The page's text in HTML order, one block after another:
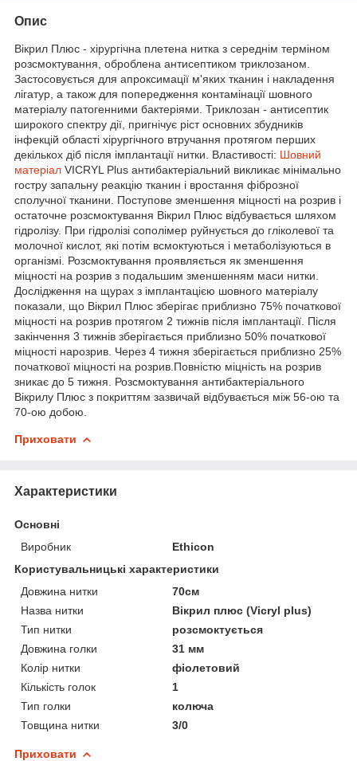
Опис
Вікрил Плюс - хірургічна плетена нитка з середнім терміном
розсмоктування, оброблена антисептиком триклозаном.
Застосовується для апроксимації м'яких тканин і накладення
лігатур, а також для попередження контамінації шовного
матеріалу патогенними бактеріями. Триклозан - антисептик
широкого спектру дії, пригнічує ріст основних збудників
інфекцій області хірургічного втручання протягом перших
декількох діб після імплантації нитки. Властивості: Шовний
матеріал VICRYL Plus антибактеріальний викликає мінімально
гостру запальну реакцію тканин і вростання фіброзної
сполучної тканини. Поступове зменшення міцності на розрив і
остаточне розсмоктування Вікрил Плюс відбувається шляхом
гідролізу. При гідролізі сополімер руйнується до гліколевої та
молочної кислот, які потім всмоктуються і метаболізуються в
організмі. Розсмоктування проявляється як зменшення
міцності на розрив з подальшим зменшенням маси нитки.
Дослідження на щурах з імплантацією шовного матеріалу
показали, що Вікрил Плюс зберігає приблизно 75% початкової
міцності на розрив протягом 2 тижнів після імплантації. Після
закінчення 3 тижнів зберігається приблизно 50% початкової
міцності нарозрив. Через 4 тижня зберігається приблизно 25%
початкової міцності на розрив.Повністю міцність на розрив
зникає до 5 тижня. Розсмоктування антибактеріального
Вікрилу Плюс з покриттям зазвичай відбувається між 56-ою та
70-ою добою.
Приховати
Характеристики
Основні
Виробник
Ethicon
Користувальницькі характеристики
Довжина нитки
70см
Назва нитки
Вікрил плюс (Vicryl plus)
Тип нитки
розсмоктується
Довжина голки
31 мм
Колір нитки
фіолетовий
Кількість голок
1
Тип голки
колюча
Товщина нитки
3/0
Приховати